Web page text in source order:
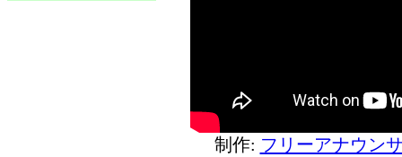
制作: フリーアナウン